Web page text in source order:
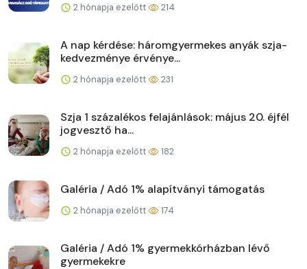
2 hónapja ezelőtt 214
A nap kérdése: háromgyermekes anyák szja-
kedvezménye érvénye...
2 hónapja ezelőtt 231
Szja 1 százalékos felajánlások: május 20. éjfél
jogvesztő ha...
2 hónapja ezelőtt 182
Galéria / Adó 1% alapítványi támogatás
2 hónapja ezelőtt 174
Galéria / Adó 1% gyermekkórházban lévő
gyermekekre